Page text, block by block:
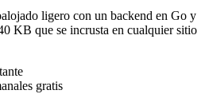
ligero con un backend en Go y
KB que se incrusta en cualquier sitio
gratis